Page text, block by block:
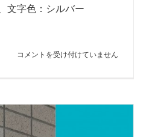
文字色：シルバー
VOICE_vol37
コメントを受け付けていません